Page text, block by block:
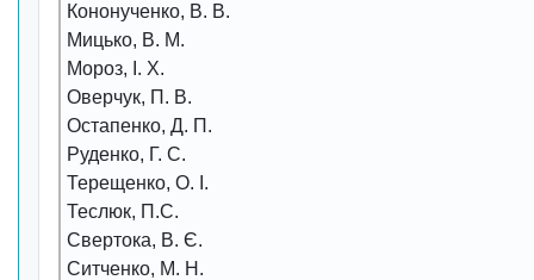
Кононученко, В. В.
Мицько, В. М.
Мороз, І. Х.
Оверчук, П. В.
Остапенко, Д. П.
Руденко, Г. С.
Терещенко, О. І.
Теслюк, П.С.
Свертока, В. Є.
Ситченко, М. Н.